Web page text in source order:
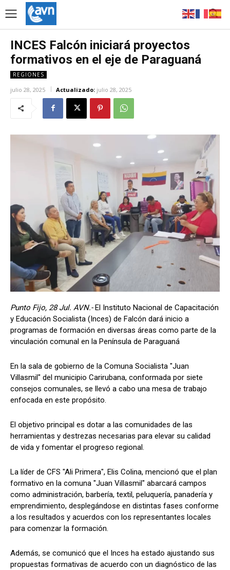
INCES Falcón iniciará proyectos
formativos en el eje de Paraguaná
REGIONES
julio 28, 2025 Actualizado: julio 28, 2025
Punto Fijo, 28 Jul. AVN.-El Instituto Nacional de Capacitación
y Educación Socialista (Inces) de Falcón dará inicio a
programas de formación en diversas áreas como parte de la
vinculación comunal en la Península de Paraguaná
En la sala de gobierno de la Comuna Socialista "Juan
Villasmil" del municipio Carirubana, conformada por siete
consejos comunales, se llevó a cabo una mesa de trabajo
enfocada en este propósito.
El objetivo principal es dotar a las comunidades de las
herramientas y destrezas necesarias para elevar su calidad
de vida y fomentar el progreso regional.
La líder de CFS "Ali Primera", Elis Colina, mencionó que el plan
formativo en la comuna "Juan Villasmil" abarcará campos
como administración, barbería, textil, peluquería, panadería y
emprendimiento, desplegándose en distintas fases conforme
a los resultados y acuerdos con los representantes locales
para comenzar la formación.
Además, se comunicó que el Inces ha estado ajustando sus
propuestas formativas de acuerdo con un diagnóstico de las